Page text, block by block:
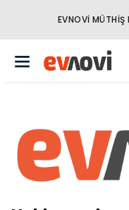
YENIDEN YAYINDA!